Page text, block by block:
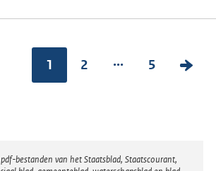
1 2 ... 5
V
bestanden van het Staatsblad, Staatscourant,